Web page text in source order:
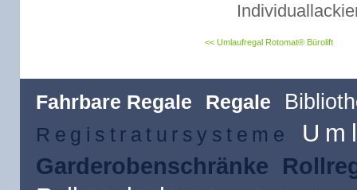
Umlaufregal Rotomat® Bürolift
Fahrbare Regale Regale
Registratursysteme
Garderobenschränke